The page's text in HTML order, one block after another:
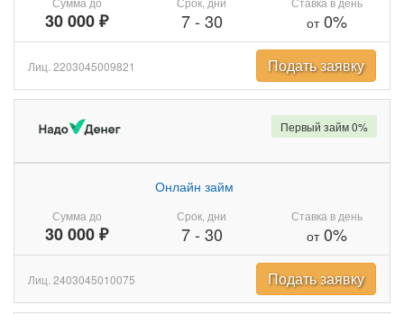
30 000 ₽ 7- 30 от0%
Лиц. 2203045009821 Подать заявку
Сумма до
30 000 ₽
Онлайн займ
Срок, дни
7- 30
Ставка в день
от0%
Первый займ 0%
Лиц. 2403045010075 Подать заявку